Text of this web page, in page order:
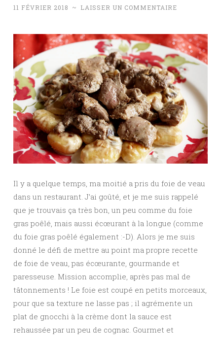
11 FÉVRIER 2018 ~ LAISSER UN COMMENTAIRE
Il y a quelque temps, ma moitié a pris du foie de veau
dans un restaurant. J’ai goûté, et je me suis rappelé
que je trouvais ça très bon, un peu comme du foie
gras poêlé, mais aussi écœurant à la longue (comme
du foie gras poêlé également :-D). Alors je me suis
donné le défi de mettre au point ma propre recette
de foie de veau, pas écœurante, gourmande et
paresseuse. Mission accomplie, après pas mal de
tâtonnements ! Le foie est coupé en petits morceaux,
pour que sa texture ne lasse pas ; il agrémente un
plat de gnocchi à la crème dont la sauce est
rehaussée par un peu de cognac. Gourmet et